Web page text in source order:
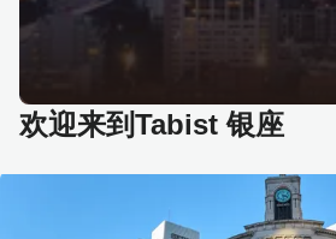
欢迎来到Tabist 银座